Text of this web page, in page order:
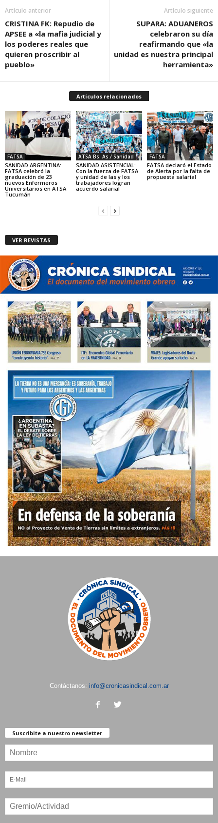
Artículo anterior
CRISTINA FK: Repudio de
APSEE a «la mafia judicial y
los poderes reales que
quieren proscribir al
pueblo»
Artículo siguiente
SUPARA: ADUANEROS
celebraron su día
reafirmando que «la
unidad es nuestra principal
herramienta»
Artículos relacionados
FATSA
SANIDAD ARGENTINA:
FATSA celebró la
graduación de 23
nuevos Enfermeros
Universitarios en ATSA
Tucumán
ATSA Bs. As./ Sanidad
SANIDAD ASISTENCIAL:
Con la fuerza de FATSA
y unidad de las y los
trabajadores logran
acuerdo salarial
FATSA
FATSA declaró el Estado
de Alerta por la falta de
propuesta salarial
VER REVISTAS
Contáctanos: info@cronicasindical.com.ar
Suscribite a nuestro newsletter